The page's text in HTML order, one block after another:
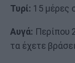
Τυρί: 15 μέρες
Αυγά: Περίπου
τα έχετε βράσει